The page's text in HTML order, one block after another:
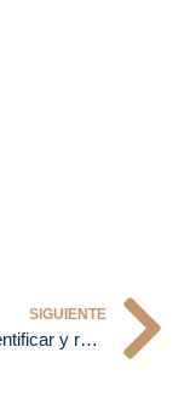
SIGUIENTE
Cómo identificar y reparar un cortocircuito en casa | GROUPMEN